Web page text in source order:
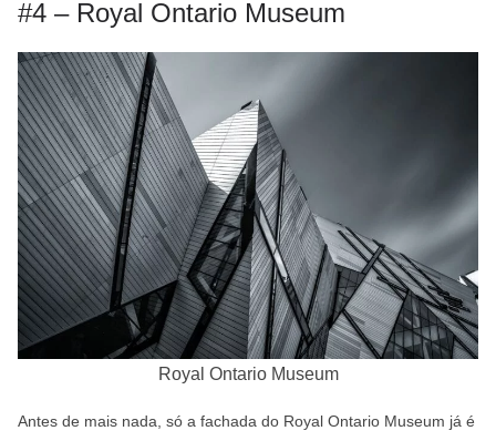
#4 – Royal Ontario Museum
Royal Ontario Museum
Antes de mais nada, só a fachada do Royal Ontario Museum já é